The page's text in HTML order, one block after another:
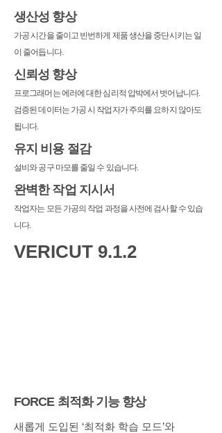
생산성 향상
가공 시간을 줄이고 빈번하게 제품 생산을 중단시키는 일
이 줄어듭니다.
신뢰성 향상
프로그래머는 에러에 대한 심리적 압박에서 벗어납니다.
검증된 데이터는 가공 시 작업자가 주의를 요하지 않아도
됩니다.
유지 비용 절감
설비와 공구 마모를 줄일 수 있습니다.
완벽한 작업 지시서
작업자는 모든 가공의 작업 과정을 사전에 검사할 수 있습
니다.
​VERICUT 9.1.2
FORCE 최적화 기능 향상
새롭게 도입된 ‘최적화 학습 모드’와